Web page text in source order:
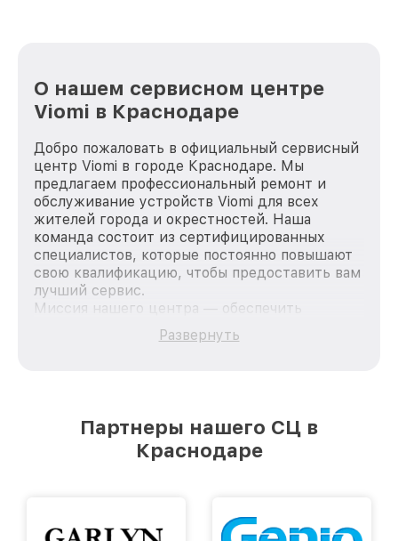
О нашем сервисном центре
Viomi в Краснодаре
Добро пожаловать в официальный сервисный
центр Viomi в городе Краснодаре. Мы
предлагаем профессиональный ремонт и
обслуживание устройств Viomi для всех
жителей города и окрестностей. Наша
команда состоит из сертифицированных
специалистов, которые постоянно повышают
свою квалификацию, чтобы предоставить вам
лучший сервис.
Миссия нашего центра — обеспечить
качественный и доступный ремонт для
каждого пользователя продукции Viomi, вне
лучшим сервисным центром Viomi в городе
Краснодаре, постоянно повышая уровень
Развернуть
Партнеры нашего СЦ в
Краснодаре